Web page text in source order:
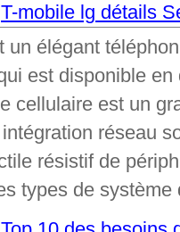
T-mobile lg détails
un élégant
est disponible
cellulaire est un
réseau
résistif de
types de système